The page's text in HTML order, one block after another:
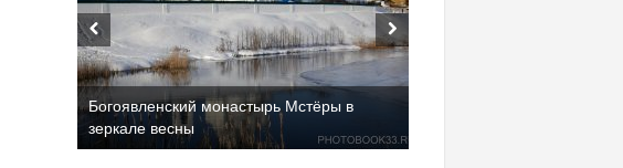
Богоявленский монастырь Мстёры в
зеркале весны